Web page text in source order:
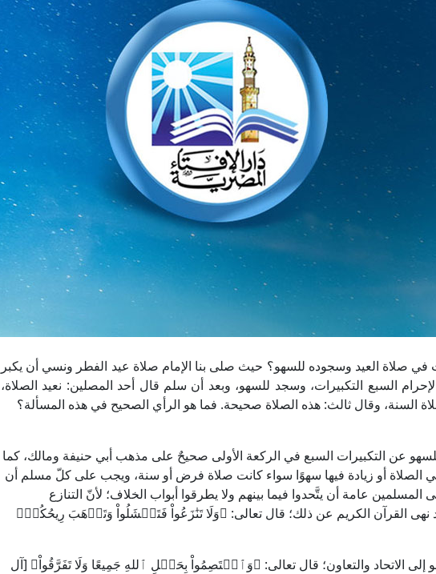
في صلاة العيد وسجوده للسهو؟ حيث صلى بنا الإمام صلاة عيد الفطر ونسي أن يكبر
السبع التكبيرات، وسجد للسهو، وبعد أن سلم قال أحد المصلين: نعيد الصلاة،
السنة، وقال ثالث: هذه الصلاة صحيحة. فما هو الرأي الصحيح في هذه المسألة؟
عن التكبيرات السبع في الركعة الأولى صحيحٌ على مذهب أبي حنيفة ومالك، كما
الصلاة أو زيادة فيها سهوًا سواء كانت صلاة فرض أو سنة، ويجب على كلّ مسلم أن
عامة أن يتَّحدوا فيما بينهم ولا يطرقوا أبواب الخلاف؛ لأنّ التنازع
نهى القرآن الكريم عن ذلك؛ قال تعالى: ﴿وَلَا تَنَٰزَعُواْ فَتَفۡشَلُواْ وَتَذۡهَبَ رِيحُكُمۡ﴾
إلى الاتحاد والتعاون؛ قال تعالى: ﴿وَٱعۡتَصِمُواْ بِحَبۡلِ ٱللهِ جَمِيعًا وَلَا تَفَرَّقُواْ﴾ [آل